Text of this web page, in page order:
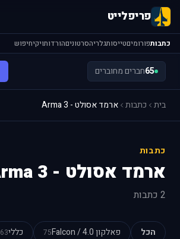
פריפלייט
כתבותפורומיםטייסותגלריהסרטוניםהורדותויקיחיפוש
65חברים מחוברים
בית כתבות ארמד אסולט - Arma 3
כתבות
ארמד אסולט - Arma 3
2 כתבות
הכל פאלקון 4.0 / Falcon 75 כללי63